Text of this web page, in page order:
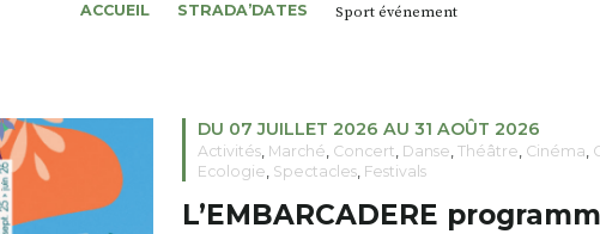
ACCUEIL STRADA’DATES Sport événement
DU 07 JUILLET 2026 AU 31 AOÛT 2026
Activités, Marché, Concert, Danse, Théâtre, Cinéma,
Ecologie, Spectacles, Festivals
L’EMBARCADERE